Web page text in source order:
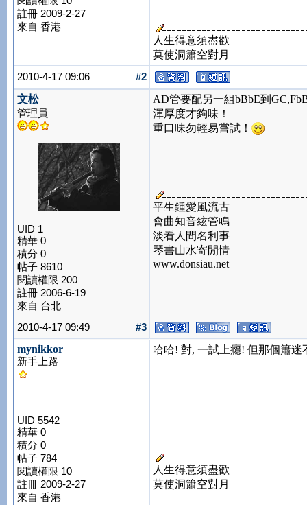
註冊 2009-2-27
來自 香港
人生得意須盡歡
莫使洞簫空對月
2010-4-17 09:06
#2
文松
管理員
UID 1
精華 0
積分 0
帖子 8610
閱讀權限 200
註冊 2006-6-19
來自 台北
AD管要配另一組bBbE到
渾厚度才夠味！
重口味勿輕易嘗試！
平生鍾愛風流古
會曲知音絃管鳴
淡看人間名利事
琴書山水寄閒情
www.donsiau.net
2010-4-17 09:49
#3
mynikkor
新手上路
UID 5542
精華 0
積分 0
帖子 784
閱讀權限 10
註冊 2009-2-27
來自 香港
哈哈! 對, 一試上癮! 但那個簫迷
人生得意須盡歡
莫使洞簫空對月